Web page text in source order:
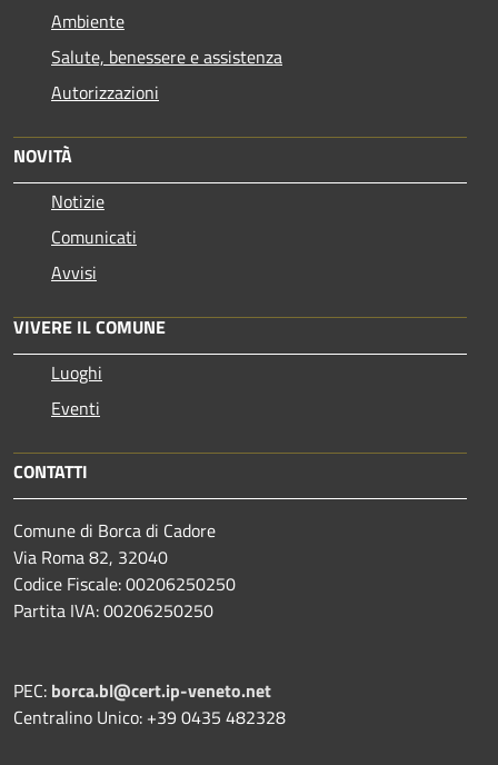
Ambiente
Salute, benessere e assistenza
Autorizzazioni
NOVITÀ
Notizie
Comunicati
Avvisi
VIVERE IL COMUNE
Luoghi
Eventi
CONTATTI
Comune di Borca di Cadore
Via Roma 82, 32040
Codice Fiscale: 00206250250
Partita IVA: 00206250250
PEC: borca.bl@cert.ip-veneto.net
Centralino Unico: +39 0435 482328